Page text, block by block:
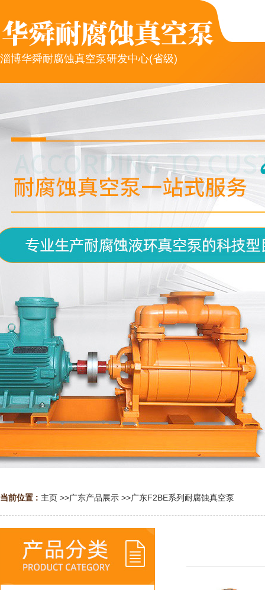
淄博华舜耐腐蚀真空泵研发中心(省级)
当前位置 : 主页 >>广东产品展示 >>广东F2BE系列耐腐蚀真空泵